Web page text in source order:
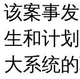
该案事
生和计
大系统